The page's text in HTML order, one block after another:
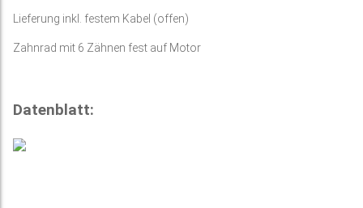
Lieferung inkl. festem Kabel (offen)
Zahnrad mit 6 Zähnen fest auf Motor
Datenblatt: